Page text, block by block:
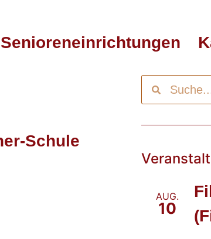
Senioreneinrichtungen
Schule
AUG.
10